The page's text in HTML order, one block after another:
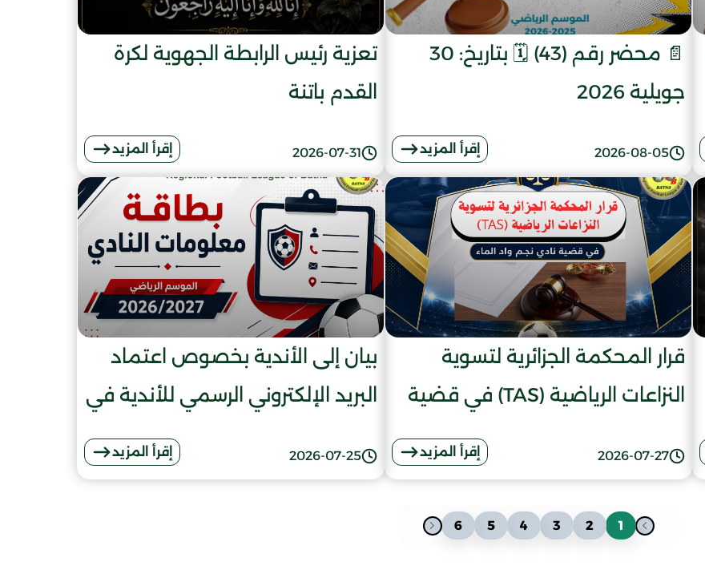
📄 محضر رقم (43) 🗓️ بتاريخ: 30
جويلية 2026
2026-08-05 إقرأ المزيد
تعزية رئيس الرابطة الجهوية لكرة
القدم باتنة
2026-07-31 إقرأ المزيد
قرار المحكمة الجزائرية لتسوية
النزاعات الرياضية (TAS) في قضية
2026-07-27 إقرأ المزيد
بيان إلى الأندية بخصوص اعتماد
البريد الإلكتروني الرسمي للأندية في
جميع المراسلات للموسم الرياضي
2026-2027
2026-07-25 إقرأ المزيد
1
2
3
4
5
6